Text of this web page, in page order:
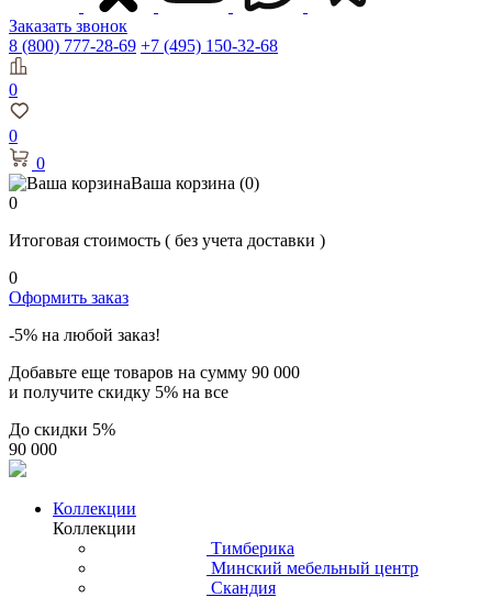
Заказать звонок
8 (800) 777-28-69 +7 (495) 150-32-68
0
0
0
Ваша корзина (0)
0
Итоговая стоимость ( без учета доставки )
0
Оформить заказ
-5% на любой заказ!
Добавьте еще товаров на сумму 90 000
и получите скидку 5% на все
До скидки 5%
90 000
Коллекции
Коллекции
Тимберика
Минский мебельный центр
Скандия